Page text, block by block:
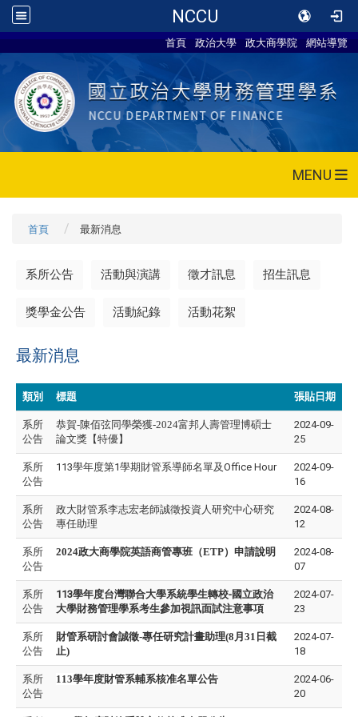
NCCU
首頁 政治大學 政大商學院 網站導覽
MENU
首頁 最新消息
系所公告 活動與演講 徵才訊息 招生訊息
獎學金公告 活動紀錄 活動花絮
最新消息
類別 標題 張貼日期
系所
公告
恭賀-陳佰弦同學榮獲-2024富邦人壽管理博碩士
論文獎【特優】
2024-09-
25
系所
公告
113學年度第1學期財管系導師名單及Office Hour
2024-09-
16
系所
公告
政大財管系李志宏老師誠徵投資人研究中心研究
專任助理
2024-08-
12
系所
公告
2024政大商學院英語商管專班（ETP）申請說明
2024-08-
07
系所
公告
113學年度台灣聯合大學系統學生轉校-國立政治
大學財務管理學系考生參加視訊面試注意事項
2024-07-
23
系所
公告
財管系研討會誠徵-專任研究計畫助理(8月31日截
止)
2024-07-
18
系所
公告
113學年度財管系輔系核准名單公告
2024-06-
20